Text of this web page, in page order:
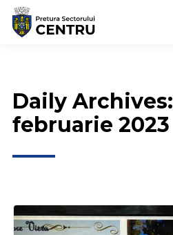
Daily Archives:
februarie 2023